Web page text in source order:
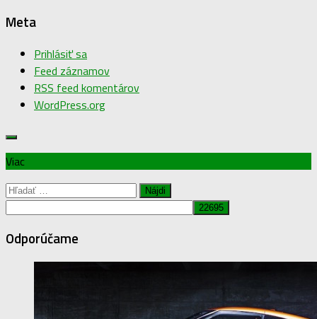
Meta
Prihlásiť sa
Feed záznamov
RSS feed komentárov
WordPress.org
Viac
Hľadať:
Odporúčame